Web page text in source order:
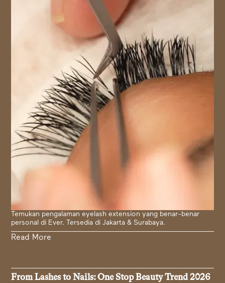
Temukan pengalaman eyelash extension yang benar-benar
personal di Ever. Tersedia di Jakarta & Surabaya.
Read More
From Lashes to Nails: One Stop Beauty Trend 2026